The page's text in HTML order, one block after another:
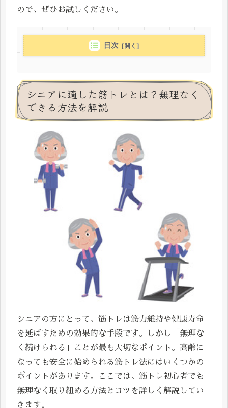
ので、ぜひお試しください。
目次
シニアに適した筋トレとは？無理なく
できる方法を解説
シニアの方にとって、筋トレは筋力維持や健康寿命
を延ばすための効果的な手段です。しかし「無理な
く続けられる」ことが最も大切なポイント。高齢に
なっても安全に始められる筋トレ法にはいくつかの
ポイントがあります。ここでは、筋トレ初心者でも
無理なく取り組める方法とコツを詳しく解説してい
きます。